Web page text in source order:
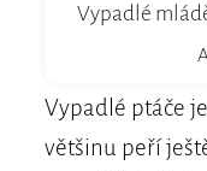
Vypadlé
Vypadlé ptáče
většinu peří